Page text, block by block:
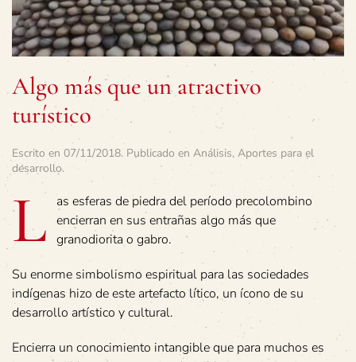
Algo más que un atractivo
turístico
Escrito en 07/11/2018. Publicado en Análisis, Aportes para el
desarrollo.
L
as esferas de piedra del período precolombino
encierran en sus entrañas algo más que
granodiorita o gabro.
Su enorme simbolismo espiritual para las sociedades
indígenas hizo de este artefacto lítico, un ícono de su
desarrollo artístico y cultural.
Encierra un conocimiento intangible que para muchos es